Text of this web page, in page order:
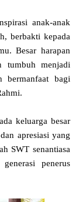
anak-anak
berbakti kepada
Besar harapan
tumbuh menjadi
bermanfaat bagi
keluarga besar
apresiasi yang
SWT senantiasa
penerus